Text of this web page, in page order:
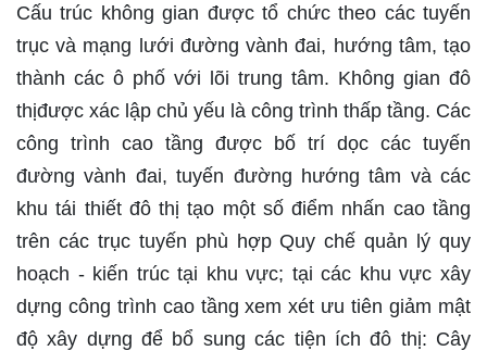
Cấu trúc không gian được tổ chức theo các tuyến
trục và mạng lưới đường vành đai, hướng tâm, tạo
thành các ô phố với lõi trung tâm. Không gian đô
thịđược xác lập chủ yếu là công trình thấp tầng. Các
công trình cao tầng được bố trí dọc các tuyến
đường vành đai, tuyến đường hướng tâm và các
khu tái thiết đô thị tạo một số điểm nhấn cao tầng
trên các trục tuyến phù hợp Quy chế quản lý quy
hoạch - kiến trúc tại khu vực; tại các khu vực xây
dựng công trình cao tầng xem xét ưu tiên giảm mật
độ xây dựng để bổ sung các tiện ích đô thị: Cây